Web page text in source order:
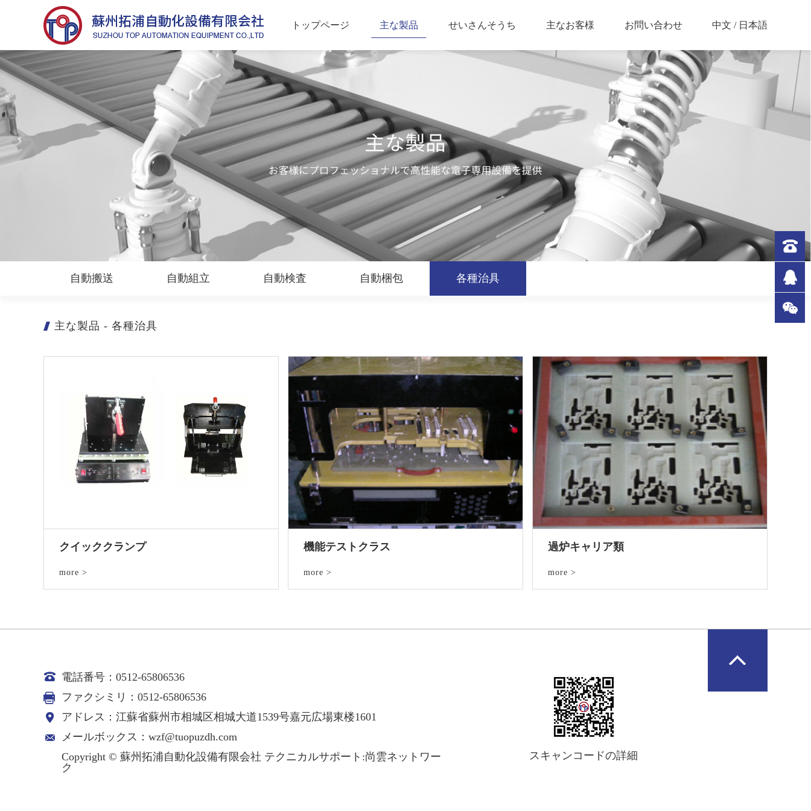
トップページ 主な製品 せいさんそうち 主なお客様 お問い合わせ 中文 / 日本語
自動搬送 自動組立 自動検査 自動梱包 各種治具
主な製品 - 各種治具
クイッククランプ
more >
機能テストクラス
more >
過炉キャリア類
more >
電話番号：0512-65806536
ファクシミリ：0512-65806536
アドレス：江蘇省蘇州市相城区相城大道1539号嘉元広場東楼1601
メールボックス：wzf@tuopuzdh.com
Copyright © 蘇州拓浦自動化設備有限会社 テクニカルサポート:尚雲ネットワー
ク
スキャンコードの詳細